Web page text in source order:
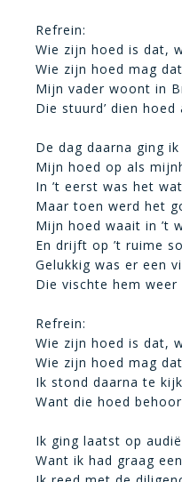
Refrein:
Wie zijn hoed is dat,
Wie zijn hoed mag
Mijn vader woont in
Die stuurd’ dien hoed
De dag daarna ging
Mijn hoed op als
In ’t eerst was het
Maar toen werd het
Mijn hoed waait in ’t
En drijft op ’t ruime
Gelukkig was er een
Die vischte hem weer
Refrein:
Wie zijn hoed is dat,
Wie zijn hoed mag
Ik stond daarna te
Want die hoed
Ik ging laatst op
Want ik had graag